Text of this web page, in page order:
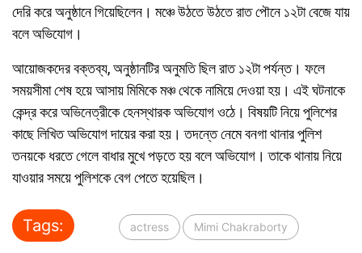
দেরি করে অনুষ্ঠানে গিয়েছিলেন। মঞ্চে উঠতে উঠতে রাত পৌনে ১২টা বেজে যায়
বলে অভিযোগ।
আয়োজকদের বক্তব্য, অনুষ্ঠানটির অনুমতি ছিল রাত ১২টা পর্যন্ত। ফলে
সময়সীমা শেষ হয়ে আসায় মিমিকে মঞ্চ থেকে নামিয়ে দেওয়া হয়। এই ঘটনাকে
কেন্দ্র করে অভিনেত্রীকে হেনস্থারক অভিযোগ ওঠে। বিষয়টি নিয়ে পুলিশের
কাছে লিখিত অভিযোগ দায়ের করা হয়। তদন্তে নেমে বনগা থানার পুলিশ
তনয়কে ধরতে গেলে বাধার মুখে পড়তে হয় বলে অভিযোগ। তাকে থানায় নিয়ে
যাওয়ার সময়ে পুলিশকে বেগ পেতে হয়েছিল।
Tags: actress Mimi Chakraborty